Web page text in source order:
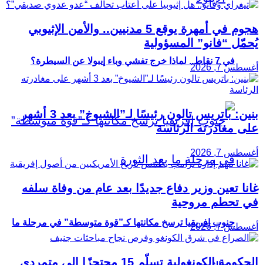
في 7 نقاط.. لماذا خرج تفشي وباء إيبولا عن السيطرة؟
جنوب إفريقيا ترسخ مكانتها كـ”قوة متوسطة” في مرحلة ما
هجوم في أمهرة يوقع 5 مدنيين.. والأمن الإثيوبي
يُحمّل “فانو” المسؤولية
أغسطس 7, 2026
بنين: باتريس تالون رئيسًا لـ”الشيوخ” بعد 3 أشهر
على مغادرته الرئاسة
أغسطس 7, 2026
غانا تعين وزير دفاع جديدًا بعد عام من وفاة سلفه
في تحطم مروحية
أغسطس 7, 2026
الحكومة الكونغولية تسلّم 15 محتجزًا إلى متمردي